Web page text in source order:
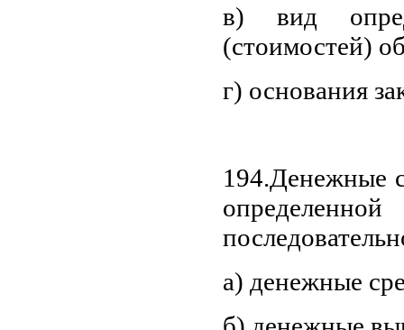
в) вид
(стоимостей)
г) основания
194.Денежные
а) денежные